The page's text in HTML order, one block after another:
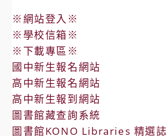
※網站登入※
※學校信箱※
※下載專區※
國中新生報名網站
高中新生報名網站
高中新生報到網站
圖書館藏查詢系統
圖書館KONO Libraries 精選誌